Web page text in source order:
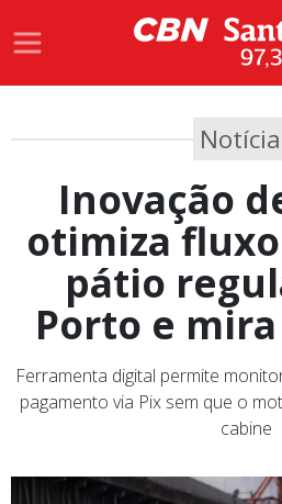
Inovação
otimiza
pátio
Porto e
Ferramenta digital permite
pagamento via Pix sem que o
cabine